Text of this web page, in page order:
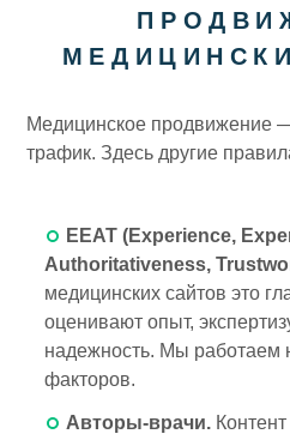
Медицинское продвижение
трафик. Здесь другие
EEAT (Experience,
Authoritativeness,
медицинских сайтов это
оценивают опыт,
надежность. Мы работаем
факторов.
Авторы-врачи.